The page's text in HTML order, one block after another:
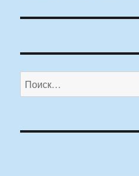
Искать: